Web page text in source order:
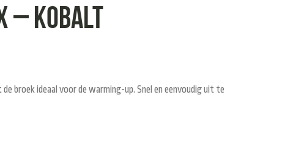
– Kobalt
broek ideaal voor de warming-up. Snel en eenvoudig uit te